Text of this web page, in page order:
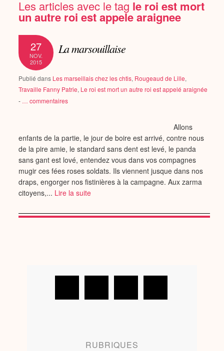
Les articles avec le tag le roi est mort
un autre roi est appele araignee
27
NOV.
2015
La marsouillaise
Publié dans Les marseillais chez les chtis, Rougeaud de Lille,
Travaille Fanny Patrie, Le roi est mort un autre roi est appelé araignée
- … commentaires
Allons
enfants de la partie, le jour de boire est arrivé, contre nous
de la pire amie, le standard sans dent est levé, le panda
sans gant est lové, entendez vous dans vos compagnes
mugir ces fées roses soldats. Ils viennent jusque dans nos
draps, engorger nos fistinières à la campagne. Aux zarma
citoyens,... Lire la suite
RUBRIQUES